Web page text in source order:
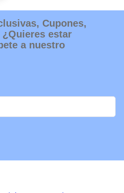
producto
Cupones,
estar
a nuestro